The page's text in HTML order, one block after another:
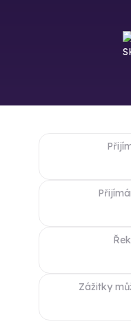
Zážitky